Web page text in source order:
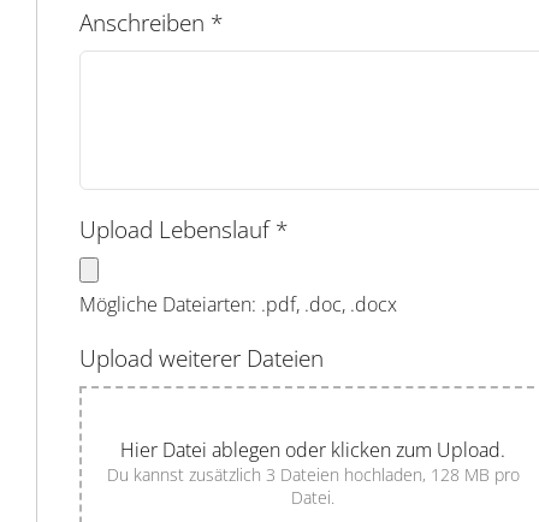
Anschreiben *
Upload Lebenslauf*
Mögliche Dateiarten: .pdf, .doc, .docx
Upload weiterer Dateien
Hier Datei ablegen oder klicken zum Upload.
Du kannst zusätzlich 3 Dateien hochladen, 128 MB pro
Datei.